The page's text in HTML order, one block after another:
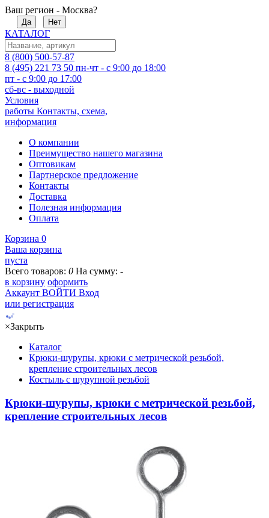
Ваш регион - Москва?
Да Нет
КАТАЛОГ
8 (800) 500-57-87
8 (495) 221 73 50 пн-чт - с 9:00 до 18:00
пт - с 9:00 до 17:00
сб-вс - выходной
Условия
работы Контакты, схема,
информация
О компании
Преимущество нашего магазина
Оптовикам
Партнерское предложение
Контакты
Доставка
Полезная информация
Оплата
Корзина 0
Ваша корзина
пуста
Всего товаров: 0 На сумму: -
в корзину оформить
Аккаунт ВОЙТИ Вход
или регистрация
×Закрыть
Каталог
Крюки-шурупы, крюки с метрической резьбой,
крепление строительных лесов
Костыль с шурупной резьбой
Крюки-шурупы, крюки с метрической резьбой,
крепление строительных лесов